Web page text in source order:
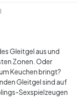
Gleitgel aus und
Zonen. Oder
Keuchen bringt?
Gleitgel sind auf
Sexspielzeugen